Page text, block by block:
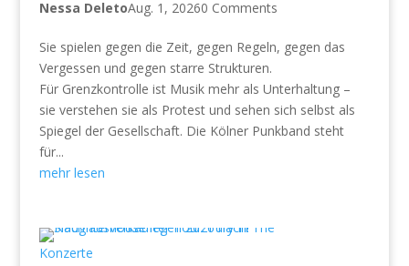
Nessa DeletoAug. 1, 20260 Comments
Sie spielen gegen die Zeit, gegen Regeln, gegen das
Vergessen und gegen starre Strukturen.
Für Grenzkontrolle ist Musik mehr als Unterhaltung –
sie verstehen sie als Protest und sehen sich selbst als
Spiegel der Gesellschaft. Die Kölner Punkband steht
für...
mehr lesen
Konzerte